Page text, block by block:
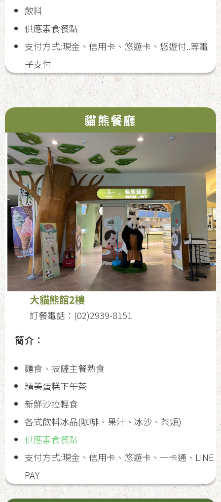
飲料
供應素食餐點
支付方式:現金、信用卡、悠遊卡、悠遊付..等電
子支付
貓熊餐廳
大貓熊館2樓
訂餐電話：(02)2939-8151
簡介：
麵食、披薩主餐熟食
精美蛋糕下午茶
新鮮沙拉輕食
各式飲料冰品(咖啡、果汁、冰沙、茶煩)
供應素食餐點
支付方式:現金、信用卡、悠遊卡、一卡通、LINE
PAY